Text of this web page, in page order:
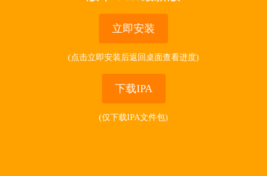
立即安装
(点击立即安装后返回桌面查看进度)
下载IPA
(仅下载IPA文件包)